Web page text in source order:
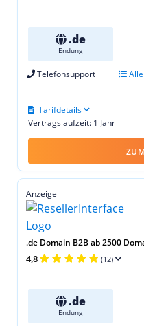
.de
Endung
Telefonsupport Alle
Vertragslaufzeit: 1 Jahr
Tarifdetails
Anzeige
.de Domain B2B ab 2500
4,8 (12)
.de
Endung